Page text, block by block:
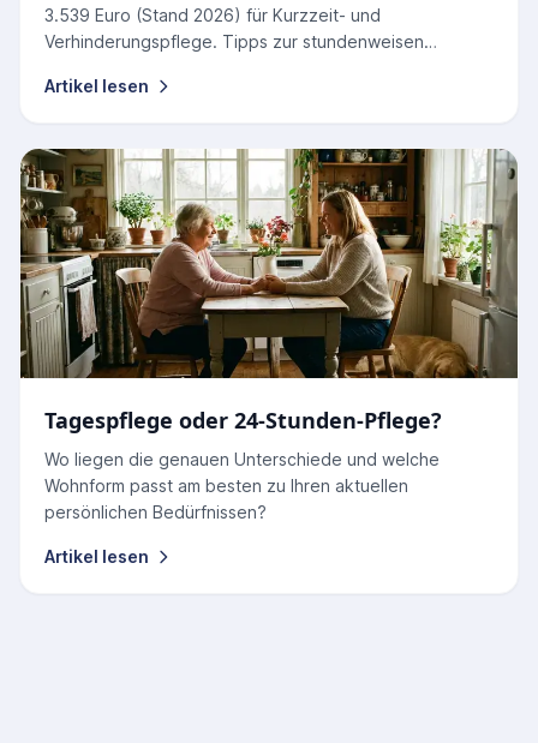
3.539 Euro (Stand 2026) für Kurzzeit- und
Verhinderungspflege. Tipps zur stundenweisen
Artikel lesen
Tagespflege oder 24-Stunden-Pflege?
Wo liegen die genauen Unterschiede und welche
Wohnform passt am besten zu Ihren aktuellen
persönlichen Bedürfnissen?
Artikel lesen